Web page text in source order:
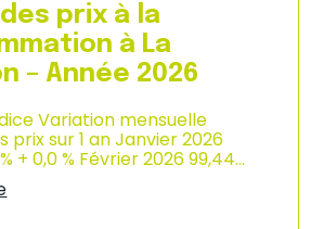
2
0
2
6
prix à la
à La
– Année 2026
Variation mensuelle
prix sur 1 an Janvier 2026
+ 0,0 % Février 2026 99,44…